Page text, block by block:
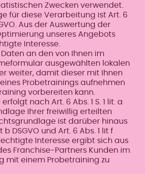
Zwecken verwendet.
für diese Verarbeitung ist Art. 6
Aus der Auswertung der
unseres Angebots
Interesse.
an den von Ihnen im
ausgewählten lokalen
weiter, damit dieser mit Ihnen
Probetrainings aufnehmen
vorbereiten kann.
nach Art. 6 Abs. 1 S. 1 lit. a
Ihrer freiwillig erteilten
ist darüber hinaus
b DSGVO und Art. 6 Abs. 1 lit f
Interesse ergibt sich aus
Franchise-Partners Kunden im
mit einem Probetraining zu